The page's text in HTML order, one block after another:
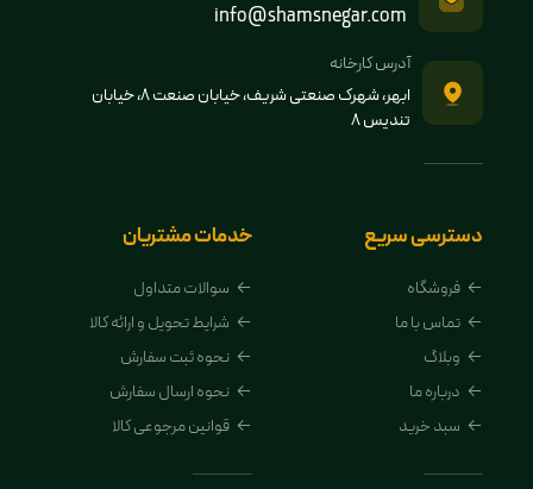
info@shamsnegar.com
آدرس کارخانه
ابهر، شهرک صنعتی شریف، خیابان صنعت 8، خیابان
تندیس 8
دسترسی سریع
فروشگاه
تماس با ما
وبلاگ
درباره ما
سبد خرید
خدمات مشتریان
سوالات متداول
شرایط تحویل و ارائه کالا
نحوه ثبت سفارش
نحوه ارسال سفارش
قوانین مرجوعی کالا